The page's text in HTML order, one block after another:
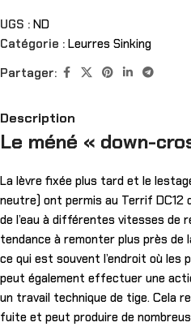
UGS : ND
Catégorie : Leurres Sinking
Partager:
Description
Le méné « down-
La lèvre fixée plus tard et le
neutre) ont permis au Terrif
de l’eau à différentes vitesses de
tendance à remonter plus près
ce qui est souvent l’endroit où les
peut également effectuer une
un travail technique de tige. Cela
fuite et peut produire de